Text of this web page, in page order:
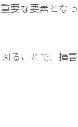
要な要素となっ
ることで、損害